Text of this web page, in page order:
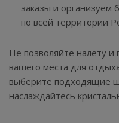
заказы и организуем
по всей территории
Не позволяйте налету
вашего места для
выберите подходящие
наслаждайтесь